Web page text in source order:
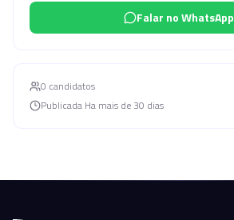
Falar no WhatsApp
0 candidatos
Publicada Ha mais de 30 dias